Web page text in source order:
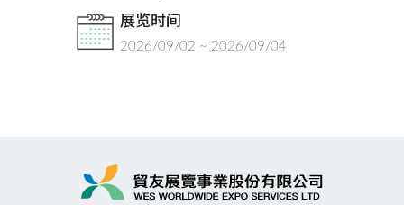
展览时间
2026/09/02 ~ 2026/09/04